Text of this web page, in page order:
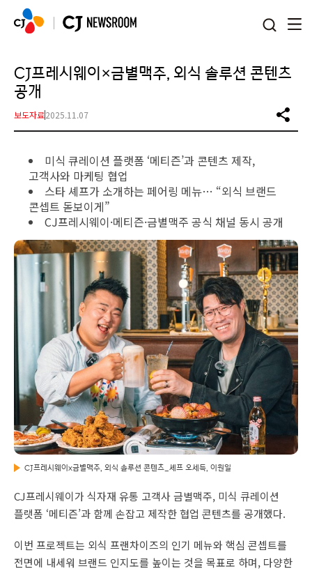
CJ프레시웨이×금별맥주, 외식 솔루션 콘텐츠
공개
보도자료2025.11.07
미식 큐레이션 플랫폼 ‘메티즌’과 콘텐츠 제작,
고객사와 마케팅 협업
스타 셰프가 소개하는 페어링 메뉴… “외식 브랜드
콘셉트 돋보이게”
CJ프레시웨이·메티즌·금별맥주 공식 채널 동시 공개
CJ프레시웨이x금별맥주, 외식 솔루션 콘텐츠_셰프 오세득, 이원일
CJ프레시웨이가 식자재 유통 고객사 금별맥주, 미식 큐레이션
플랫폼 ‘메티즌’과 함께 손잡고 제작한 협업 콘텐츠를 공개했다.
이번 프로젝트는 외식 프랜차이즈의 인기 메뉴와 핵심 콘셉트를
전면에 내세워 브랜드 인지도를 높이는 것을 목표로 하며, 다양한